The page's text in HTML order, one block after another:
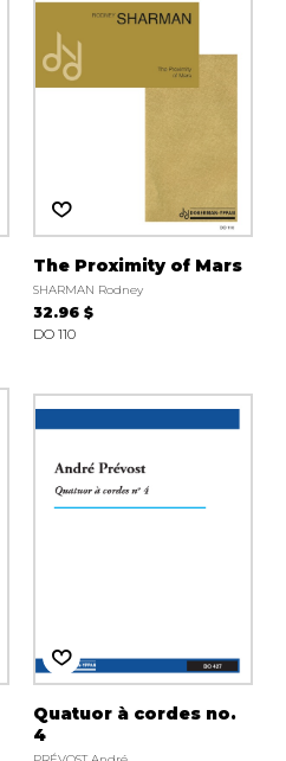
The Proximity of Mars
SHARMAN Rodney
32.96 $
DO 110
Quatuor à cordes no.
4